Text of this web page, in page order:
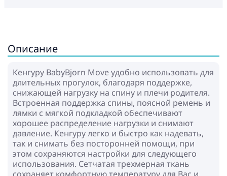
Описание
Кенгуру BabyBjorn Move удобно использовать для
длительных прогулок, благодаря поддержке,
снижающей нагрузку на спину и плечи родителя.
Встроенная поддержка спины, поясной ремень и
лямки с мягкой подкладкой обеспечивают
хорошее распределение нагрузки и снимают
давление. Кенгуру легко и быстро как надевать,
так и снимать без посторонней помощи, при
этом сохраняются настройки для следующего
использования. Сетчатая трехмерная ткань